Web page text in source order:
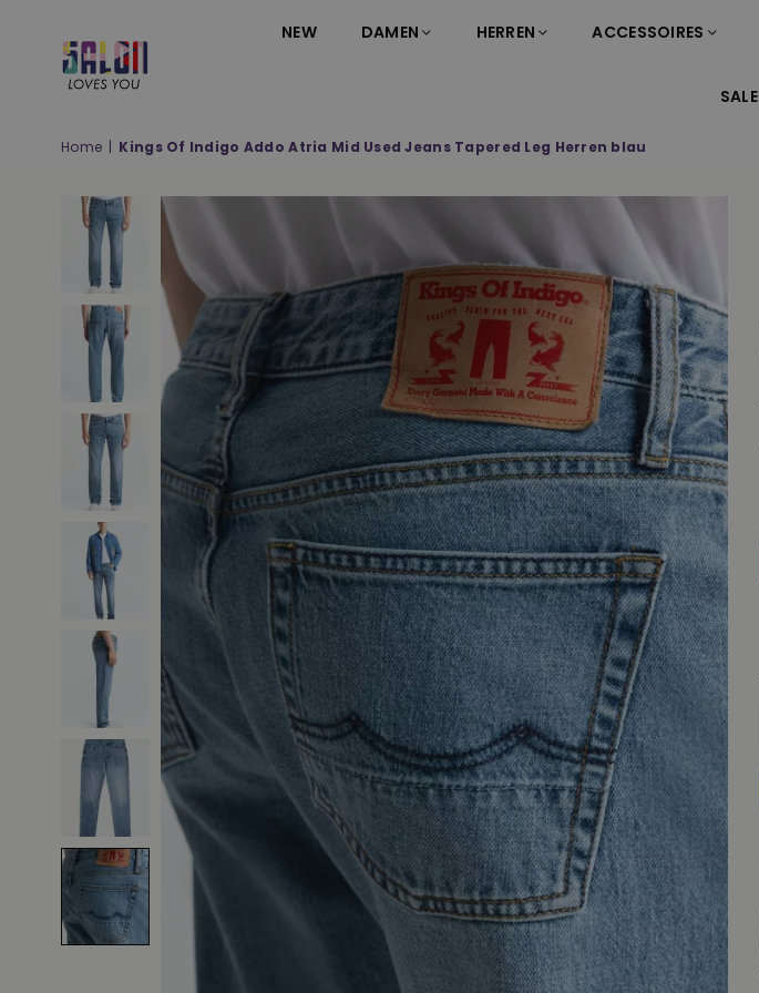
YOU
NEW DAMEN HERREN ACCESSOIRES
SALE
Home | Kings Of Indigo Addo Atria Mid Used Jeans Tapered Leg Herren blau